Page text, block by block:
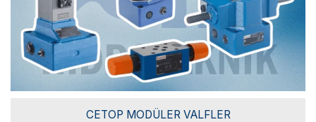
CETOP MODÜLER VALFLER